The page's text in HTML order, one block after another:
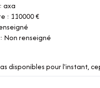
axa
: 110000 €
Non renseigné
disponibles pour l'instant,